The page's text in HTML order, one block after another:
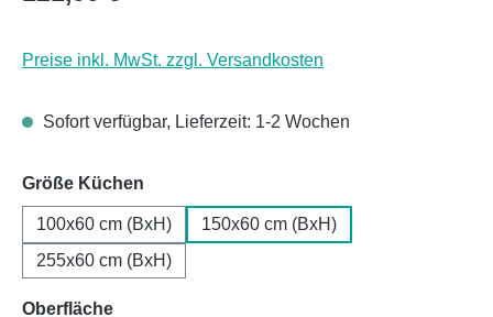
Preise inkl. MwSt. zzgl. Versandkosten
Sofort verfügbar, Lieferzeit: 1-2 Wochen
Größe Küchen
100x60 cm (BxH)
150x60 cm (BxH)
255x60 cm (BxH)
Oberflächeauswählen